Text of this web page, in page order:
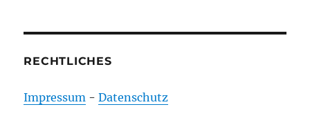
RECHTLICHES
Impressum -Datenschutz